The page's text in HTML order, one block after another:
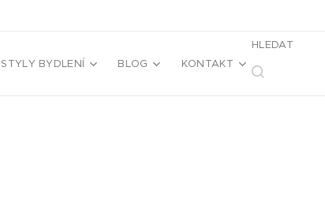
STYLY BYDLENÍ BLOG KONTAKT
HLEDAT